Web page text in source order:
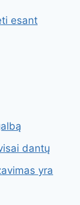
esant
dantų
yra